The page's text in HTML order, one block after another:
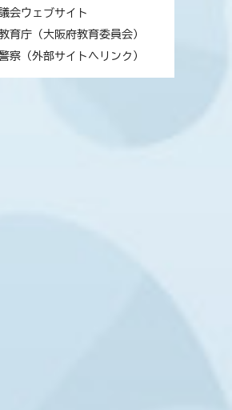
会ウェブサイト
育庁（大阪府教育委員会）
察（外部サイトへリンク）